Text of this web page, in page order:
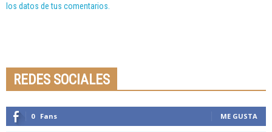
los datos de tus comentarios.
REDES SOCIALES
0 Fans ME GUSTA